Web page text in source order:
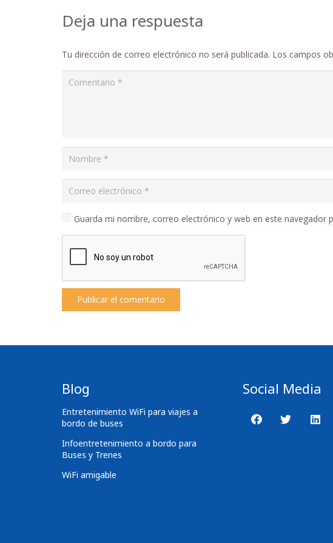
Deja una respuesta
Tu dirección de correo electrónico no será publicada. Los campos
Guarda mi nombre, correo electrónico y web en este navegador
Publicar el comentario
Blog
Entretenimiento WiFi para viajes a
bordo de buses
Infoentretenimiento a bordo para
Buses y Trenes
WiFi amigable
Social Media